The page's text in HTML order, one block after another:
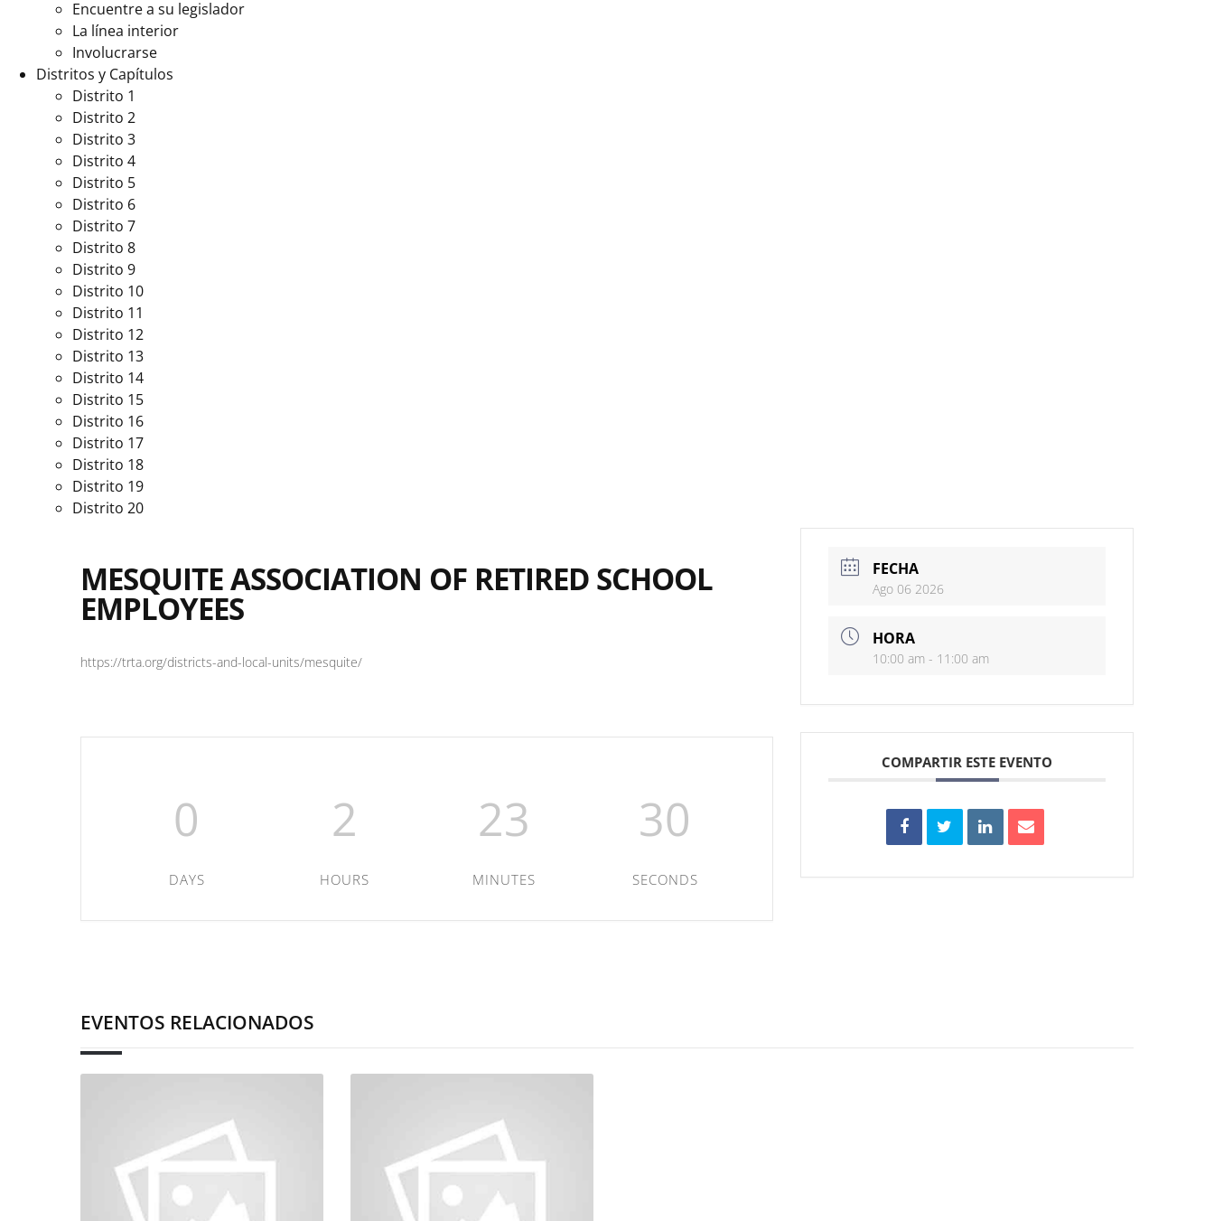
Encuentre a su legislador
La línea interior
Involucrarse
Distritos y Capítulos
Distrito 1
Distrito 2
Distrito 3
Distrito 4
Distrito 5
Distrito 6
Distrito 7
Distrito 8
Distrito 9
Distrito 10
Distrito 11
Distrito 12
Distrito 13
Distrito 14
Distrito 15
Distrito 16
Distrito 17
Distrito 18
Distrito 19
Distrito 20
MESQUITE ASSOCIATION OF RETIRED SCHOOL
EMPLOYEES
https://trta.org/districts-and-local-units/mesquite/
0
DAYS
2
HOURS
23
MINUTES
29
SECONDS
FECHA
Ago 06 2026
HORA
10:00 am - 11:00 am
COMPARTIR ESTE EVENTO
EVENTOS RELACIONADOS